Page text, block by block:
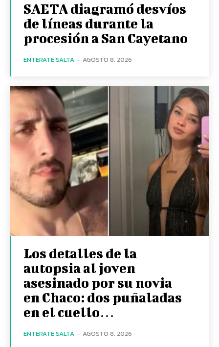
SAETA diagramó desvíos
de líneas durante la
procesión a San Cayetano
ENTERATE SALTA - AGOSTO 8, 2026
Los detalles de la
autopsia al joven
asesinado por su novia
en Chaco: dos puñaladas
en el cuello…
ENTERATE SALTA - AGOSTO 8, 2026